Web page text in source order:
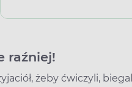
raźniej!
żeby ćwiczyli,